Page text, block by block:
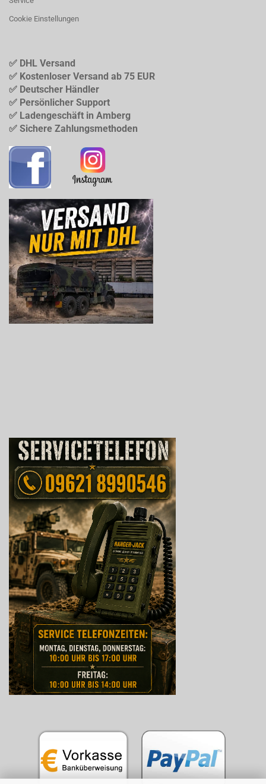
Cookie Einstellungen
✅ DHL Versand
✅ Kostenloser Versand ab 75 EUR
✅ Deutscher Händler
✅ Persönlicher Support
✅ Ladengeschäft in Amberg
✅ Sichere Zahlungsmethoden